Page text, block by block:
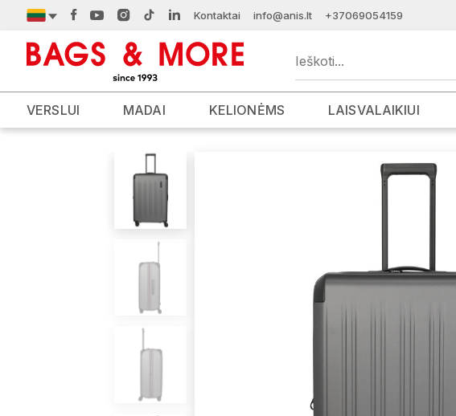
Kontaktai info@anis.lt +37069054159
VERSLUI MADAI KELIONĖMS LAISVALAIKIUI